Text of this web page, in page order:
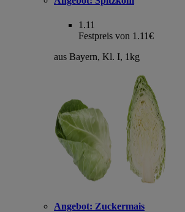
1.11
Festpreis von 1.11€
aus Bayern, Kl. I, 1kg
Angebot: Zuckermais